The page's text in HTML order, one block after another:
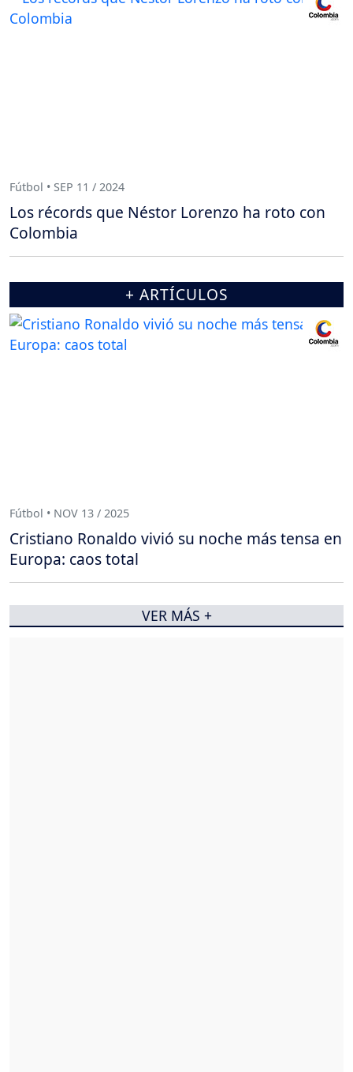
Fútbol • SEP 11 / 2024
Los récords que Néstor Lorenzo ha roto con
Colombia
+ ARTÍCULOS
Fútbol • NOV 13 / 2025
Cristiano Ronaldo vivió su noche más tensa en
Europa: caos total
VER MÁS +